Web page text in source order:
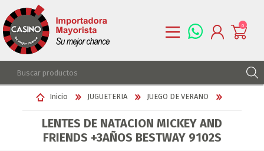
REGISTRARSE
LISTA DE DESEOS
0
Inicio JUGUETERIA JUEGO DE VERANO
LENTES DE NATACION MICKEY AND
FRIENDS +3AÑOS BESTWAY 9102S